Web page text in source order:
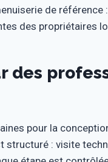
de
des propriétaires
des
pour la
: visite